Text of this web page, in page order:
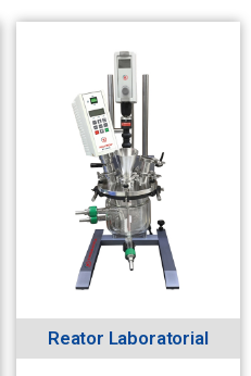
Reator Laboratorial